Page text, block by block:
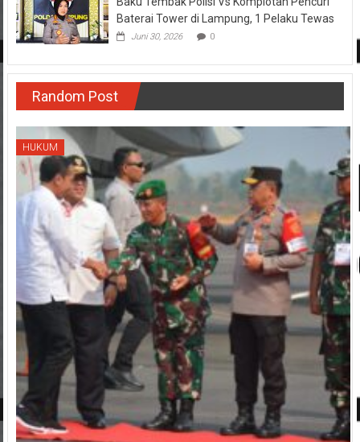
Baterai Tower di Lampung, 1 Pelaku Tewas
Juni 30, 2026 0
Random Post
HUKUM